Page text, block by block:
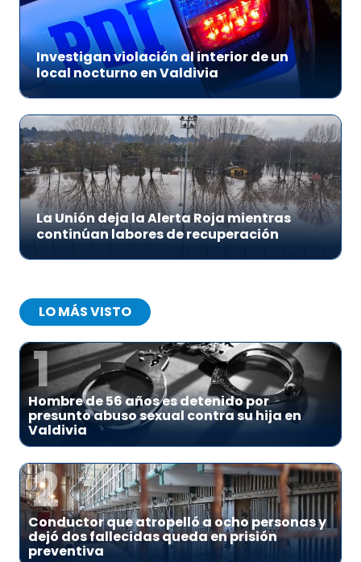
Investigan violación al interior de un
local nocturno en Valdivia
La Unión deja la Alerta Roja mientras
continúan labores de recuperación
LO MÁS VISTO
1
Hombre de 56 años es detenido por
presunto abuso sexual contra su hija en
Valdivia
2
Conductor que atropelló a ocho personas y
dejó dos fallecidas queda en prisión
preventiva